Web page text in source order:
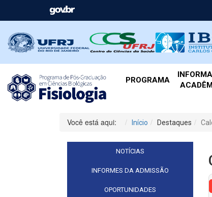
PROGRAMA
Você está aqui: Início Destaques
NOTÍCIAS
INFORMES DA ADMISSÃO
OPORTUNIDADES